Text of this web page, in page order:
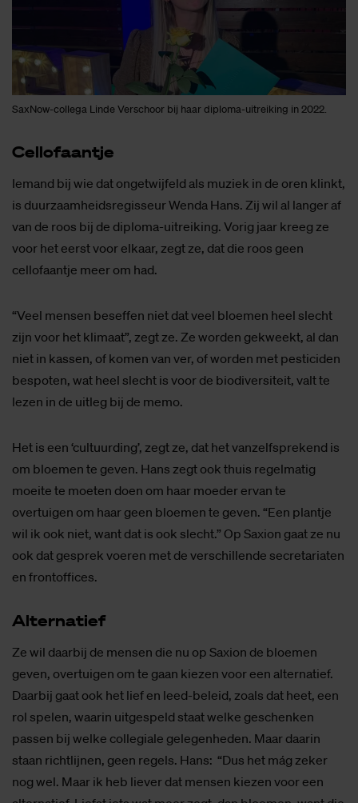
SaxNow-collega Linde Verschoor bij haar diploma-uitreiking in 2022.
Cel­lo­faan­tje
Iemand bij wie dat ongetwijfeld als muziek in de oren klinkt,
is duurzaamheidsregisseur Wenda Hans. Zij wil al langer af
van de roos bij de diploma-uitreiking. Vorig jaar kreeg ze
voor het eerst voor elkaar, zegt ze, dat die roos geen
cellofaantje meer om had.
“Veel mensen beseffen niet dat veel bloemen heel slecht
zijn voor het klimaat”, zegt ze. Ze worden gekweekt, al dan
niet in kassen, of komen van ver, of worden met pesticiden
bespoten, wat heel slecht is voor de biodiversiteit, valt te
lezen in de uitleg bij de memo.
Het is een ‘cultuurding’, zegt ze, dat het vanzelfsprekend is
om bloemen te geven. Hans zegt ook thuis regelmatig
moeite te moeten doen om haar moeder ervan te
overtuigen om haar geen bloemen te geven. “Een plantje
wil ik ook niet, want dat is ook slecht.” Op Saxion gaat ze nu
ook dat gesprek voeren met de verschillende secretariaten
en frontoffices.
Al­ter­na­tief
Ze wil daarbij de mensen die nu op Saxion de bloemen
geven, overtuigen om te gaan kiezen voor een alternatief.
Daarbij gaat ook het lief en leed-beleid, zoals dat heet, een
rol spelen, waarin uitgespeld staat welke geschenken
passen bij welke collegiale gelegenheden. Maar daarin
staan richtlijnen, geen regels. Hans: “Dus het mág zeker
nog wel. Maar ik heb liever dat mensen kiezen voor een